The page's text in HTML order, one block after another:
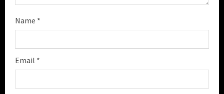
Name *
Email *